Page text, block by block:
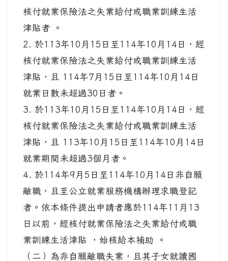
核付就業保險法之失業給付或職業訓練生活
津貼者 。
2. 於113年10月15日至114年10月14日，經
核付就業保險法之失業給付或職業訓練生活
津貼，且 114年7月15日至114年10月14日
就業日數未超過30日者。
3. 於113年10月15日至114年10月14日，經
核付就業保險法之失業給付或職業訓練生活
津貼，且 113年10月15日至114年10月14日
就業期間未超過3個月者。
4. 於114年9月5日至114年10月14日非自願
離職，且至公立就業服務機構辦理求職登記
者。依本條件提出申請者應於114年11月13
日以前，經核付就業保險法之失業給付或職
業訓練生活津貼 ，始核給本補助 。
（二）為非自願離職失業，且其子女就讀國